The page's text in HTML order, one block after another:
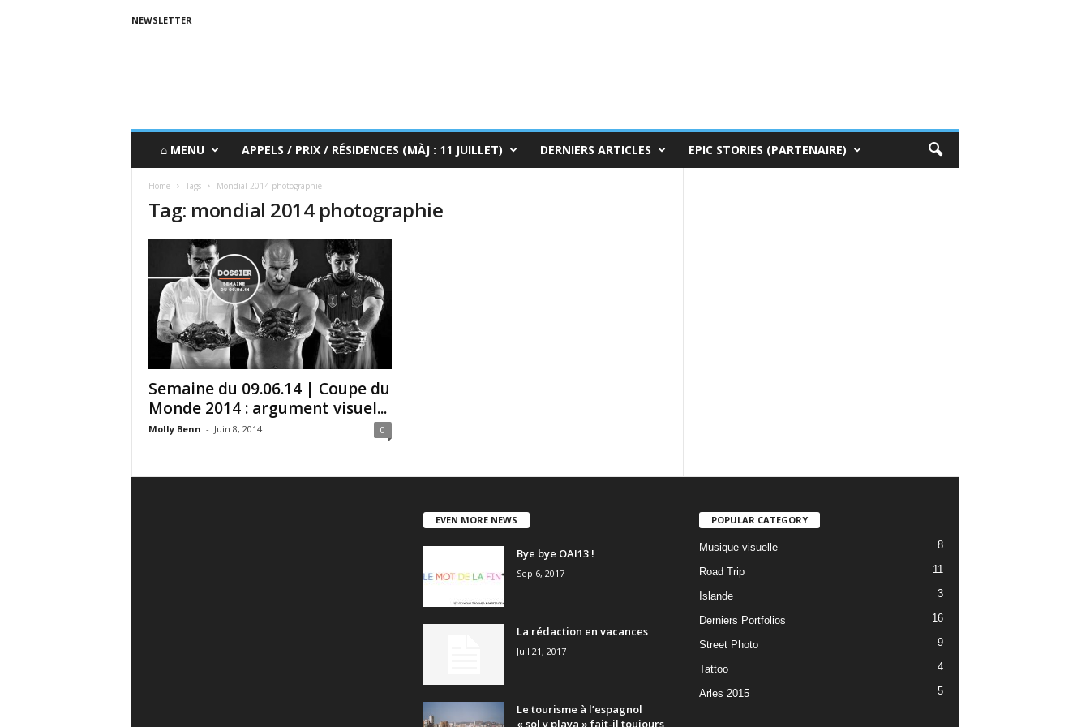
NEWSLETTER
⌂ MENU APPELS / PRIX / RÉSIDENCES (MÀJ : 11 JUILLET) DERNIERS ARTICLES EPIC STORIES (PARTENAIRE)
Home Tags Mondial 2014 photographie
Tag: mondial 2014 photographie
Semaine du 09.06.14 | Coupe du
Monde 2014 : argument visuel...
Molly Benn - Juin 8, 2014 0
EVEN MORE NEWS
Bye bye OAI13 !
Sep 6, 2017
La rédaction en vacances
Juil 21, 2017
Le tourisme à l’espagnol
« sol y playa » fait-il toujours
POPULAR CATEGORY
Musique visuelle 8
Road Trip 11
Islande 3
Derniers Portfolios 16
Street Photo 9
Tattoo 4
Arles 2015 5